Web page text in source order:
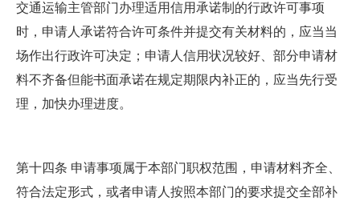
交通运输主管部门办理适用信用承诺制的行政许可事项
时，申请人承诺符合许可条件并提交有关材料的，应当当
场作出行政许可决定；申请人信用状况较好、部分申请材
料不齐备但能书面承诺在规定期限内补正的，应当先行受
理，加快办理进度。
第十四条 申请事项属于本部门职权范围，申请材料齐全、
符合法定形式，或者申请人按照本部门的要求提交全部补